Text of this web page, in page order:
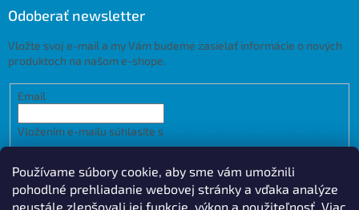
Používame súbory cookie, aby sme vám umožnili
pohodlné prehliadanie webovej stránky a vďaka analýze
neustále zlepšovali jej funkcie, výkon a použiteľnosť. Viac
Odoberať newsletter
Vložte svoj e-mail a my Vám budeme zasielať informácie o nových
produktoch na našom e-shope.
Email
Vložením e-mailu súhlasíte s
údajov
PRIHLÁSIŤ SA